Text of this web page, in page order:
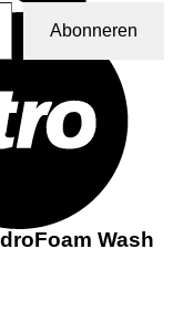
Abonneren
Wash